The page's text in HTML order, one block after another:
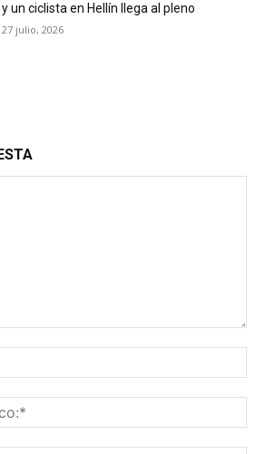
y un ciclista en Hellín llega al pleno
27 julio, 2026